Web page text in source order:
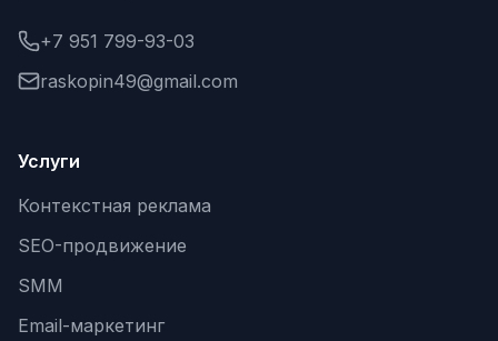
BI-системы
GEO-ПРОДВИЖЕНИЕ
GEO-продвижение в нейросетях и ИИ
+7 951 799-93-03
raskopin49@gmail.com
Услуги
Контекстная реклама
SEO-продвижение
SMM
Email-маркетинг